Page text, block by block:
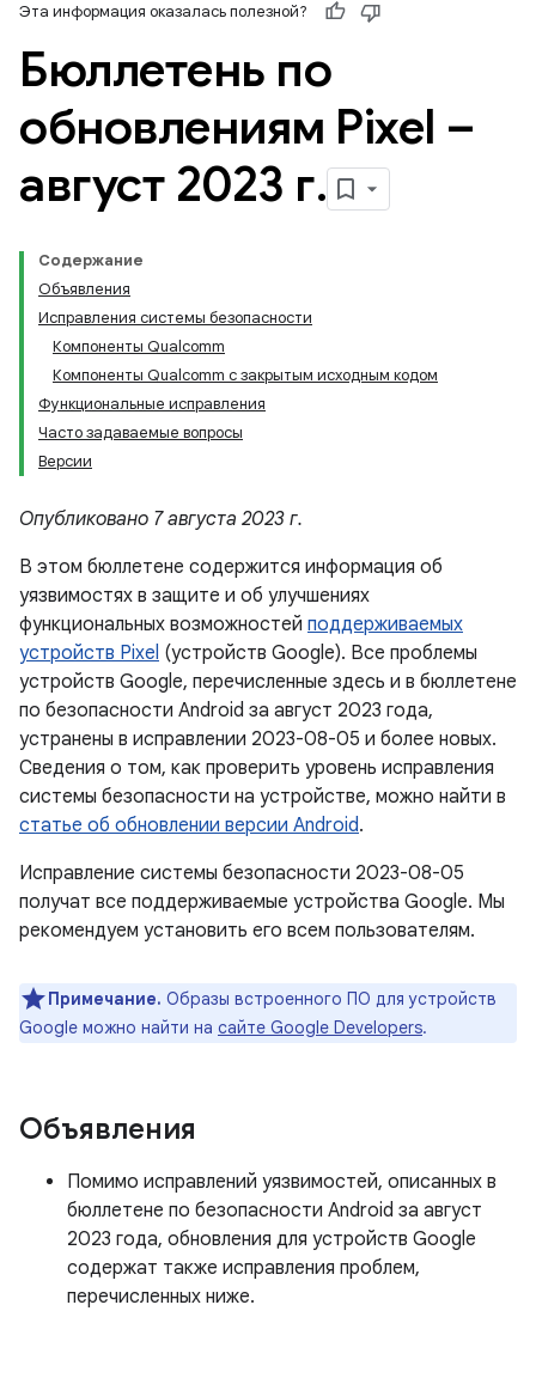
Эта информация оказалась полезной?
Бюллетень по
обновлениям Pixel –
август 2023 г.
Содержание
Объявления
Исправления системы безопасности
Компоненты Qualcomm
Компоненты Qualcomm с закрытым исходным кодом
Функциональные исправления
Часто задаваемые вопросы
Версии
Опубликовано 7 августа 2023 г.
В этом бюллетене содержится информация об
уязвимостях в защите и об улучшениях
функциональных возможностей поддерживаемых
устройств Pixel (устройств Google). Все проблемы
устройств Google, перечисленные здесь и в бюллетене
по безопасности Android за август 2023 года,
устранены в исправлении 2023-08-05 и более новых.
Сведения о том, как проверить уровень исправления
системы безопасности на устройстве, можно найти в
статье об обновлении версии Android.
Исправление системы безопасности 2023-08-05
получат все поддерживаемые устройства Google. Мы
рекомендуем установить его всем пользователям.
Примечание. Образы встроенного ПО для устройств
Google можно найти на сайте Google Developers.
Объявления
Помимо исправлений уязвимостей, описанных в
бюллетене по безопасности Android за август
2023 года, обновления для устройств Google
содержат также исправления проблем,
перечисленных ниже.